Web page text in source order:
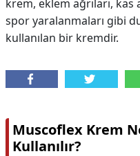
YEMEK
TARİFLERİ
krem, eklem ağrıları, kas
spor yaralanmaları gibi
kullanılan bir kremdir.
Muscoflex Krem
Kullanılır?